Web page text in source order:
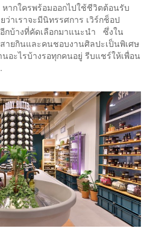
ากใครพร้อมออกไปใช้ชีวิตต้อนรับ
าเราจะมีนิทรรศการ เวิร์กช็อป
กบ้างที่คัดเลือกมาแนะนำ ซึ่งใน
ายกินและคนชอบงานศิลปะเป็นพิเศษ
อะไรบ้างรอทุกคนอยู่ รีบแชร์ให้เพื่อน